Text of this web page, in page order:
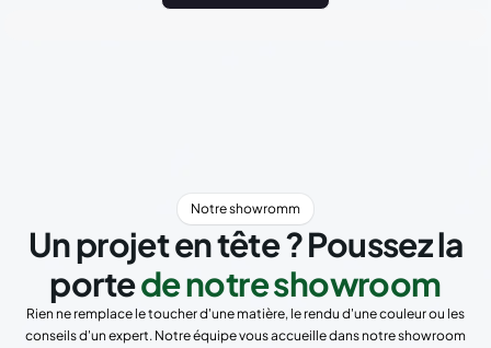
Notre showromm
Un projet en tête ? Poussez la
portede notre showroom
Rien ne remplace le toucher d'une matière, le rendu d'une couleur ou les
conseils d'un expert. Notre équipe vous accueille dans notre showroom